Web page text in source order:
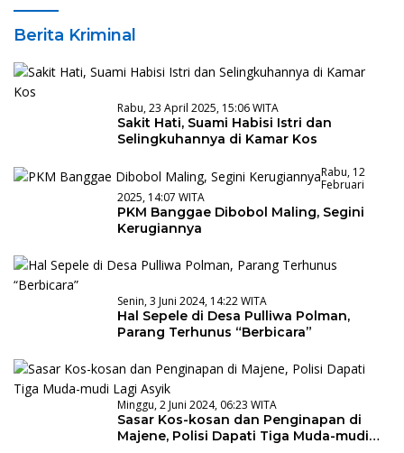
Berita Kriminal
Rabu, 23 April 2025, 15:06 WITA
Sakit Hati, Suami Habisi Istri dan
Selingkuhannya di Kamar Kos
Rabu, 12
Februari
2025, 14:07 WITA
PKM Banggae Dibobol Maling, Segini
Kerugiannya
Senin, 3 Juni 2024, 14:22 WITA
Hal Sepele di Desa Pulliwa Polman,
Parang Terhunus “Berbicara”
Minggu, 2 Juni 2024, 06:23 WITA
Sasar Kos-kosan dan Penginapan di
Majene, Polisi Dapati Tiga Muda-mudi